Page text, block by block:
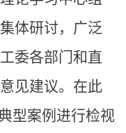
体研讨，广泛
委各部门和直
见建议。在此
型案例进行检视